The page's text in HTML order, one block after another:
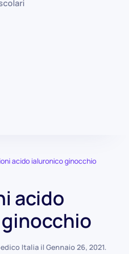
acido ialuronico ginocchio
acido
Italia il Gennaio 26, 2021.